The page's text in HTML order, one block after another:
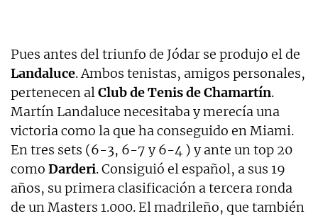
Pues antes del triunfo de Jódar se produjo el de
Landaluce. Ambos tenistas, amigos personales,
pertenecen alClub de Tenis de Chamartín.
Martín Landaluce necesitaba y merecía una
victoria como la que ha conseguido en Miami.
En tres sets (6-3, 6-7 y 6-4 ) y ante un top 20
como Darderi. Consiguió el español, a sus 19
años, su primera clasificación a tercera ronda
de un Masters 1.000. El madrileño, que también